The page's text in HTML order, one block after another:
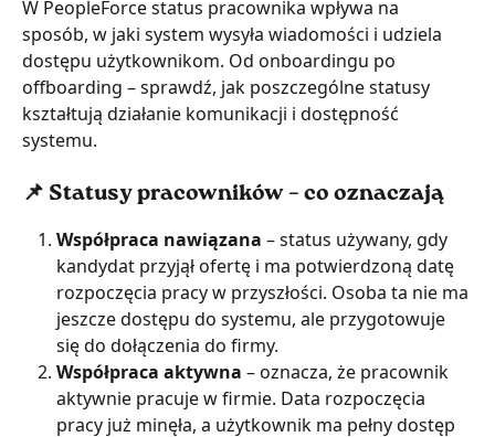
W PeopleForce status pracownika wpływa na
sposób, w jaki system wysyła wiadomości i udziela
dostępu użytkownikom. Od onboardingu po
offboarding – sprawdź, jak poszczególne statusy
kształtują działanie komunikacji i dostępność
systemu.
📌 Statusy pracowników – co oznaczają
Współpraca nawiązana – status używany, gdy
kandydat przyjął ofertę i ma potwierdzoną datę
rozpoczęcia pracy w przyszłości. Osoba ta nie ma
jeszcze dostępu do systemu, ale przygotowuje
się do dołączenia do firmy.
Współpraca aktywna – oznacza, że pracownik
aktywnie pracuje w firmie. Data rozpoczęcia
pracy już minęła, a użytkownik ma pełny dostęp